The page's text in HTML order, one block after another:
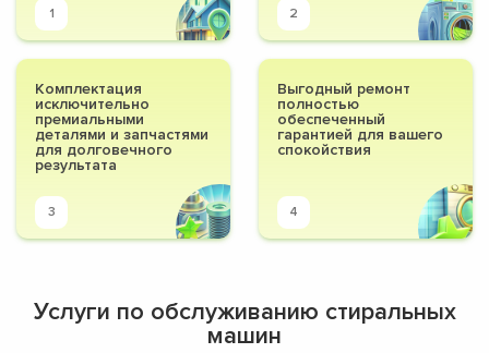
1 2
Комплектация
исключительно
премиальными
деталями и запчастями
для долговечного
результата
3
Выгодный ремонт
полностью
обеспеченный
гарантией для вашего
спокойствия
4
Услуги по обслуживанию стиральных
машин